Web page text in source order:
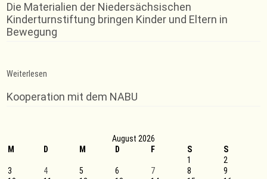
Die Materialien der Niedersächsischen
Kinderturnstiftung bringen Kinder und Eltern in
Bewegung
Weiterlesen
startet
im
Kooperation mit dem NABU
August 2026
M
D M D F S
S
1
2
3
4 5 6 7 8
9